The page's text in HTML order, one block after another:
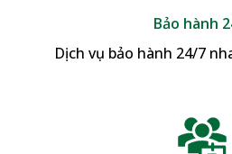
Bảo hành
Dịch vụ bảo hành 24/7